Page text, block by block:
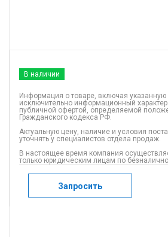
В наличии
Информация о товаре, включая указанную
исключительно информационный
публичной офертой, определяемой
Гражданского кодекса РФ.
Актуальную цену, наличие и условия
уточнять у специалистов отдела продаж.
В настоящее время компания
только юридическим лицам по
Запросить